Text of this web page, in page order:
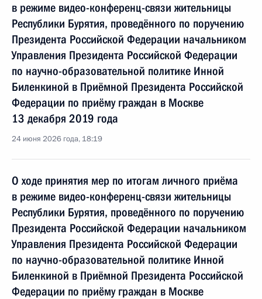
в режиме видео-конференц-связи жительницы
Республики Бурятия, проведённого по поручению
Президента Российской Федерации начальником
Управления Президента Российской Федерации
по научно-образовательной политике Инной
Биленкиной в Приёмной Президента Российской
Федерации по приёму граждан в Москве
13 декабря 2019 года
24 июня 2026 года, 18:19
О ходе принятия мер по итогам личного приёма
в режиме видео-конференц-связи жительницы
Республики Бурятия, проведённого по поручению
Президента Российской Федерации начальником
Управления Президента Российской Федерации
по научно-образовательной политике Инной
Биленкиной в Приёмной Президента Российской
Федерации по приёму граждан в Москве